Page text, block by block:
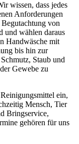
wissen, dass jedes
Anforderungen
von
und wählen daraus
Handwäsche mit
bis hin zur
Staub und
Gewebe zu
ein,
Mensch, Tier
Bringservice,
gehören für uns